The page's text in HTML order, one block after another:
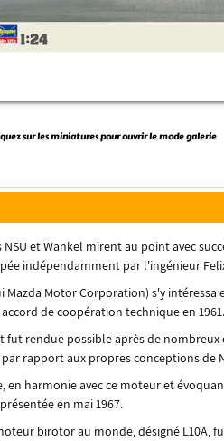
sur les miniatures pour ouvrir le mode galerie
NSU et Wankel mirent au point avec
indépendamment par l'ingénieur
Mazda Motor Corporation) s'y
de coopération technique en 1961.
fut rendue possible après de
rapport aux propres conceptions de
en harmonie avec ce moteur et
en mai 1967.
birotor au monde, désigné L10A,